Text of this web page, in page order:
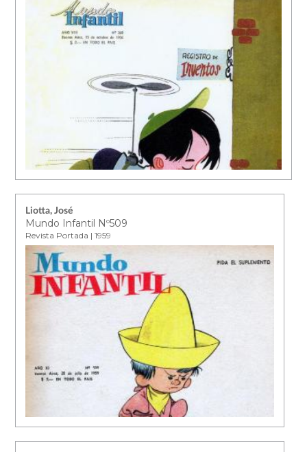
Liotta, José
Mundo Infantil Nº509
Revista Portada | 1959